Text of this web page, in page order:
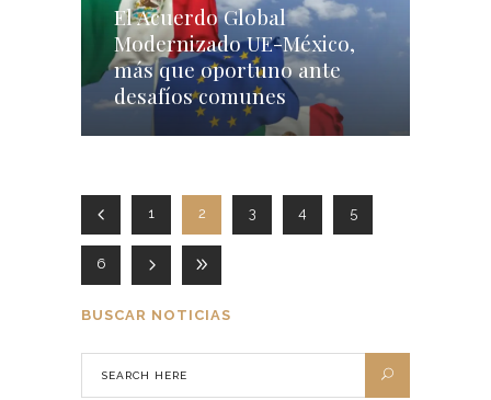
El Acuerdo Global
Modernizado UE-México,
más que oportuno ante
desafíos comunes
1 2 3 4 5
6
BUSCAR NOTICIAS